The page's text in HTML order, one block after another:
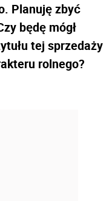
Planuję zbyć
będę mógł
tej sprzedaży
rolnego?